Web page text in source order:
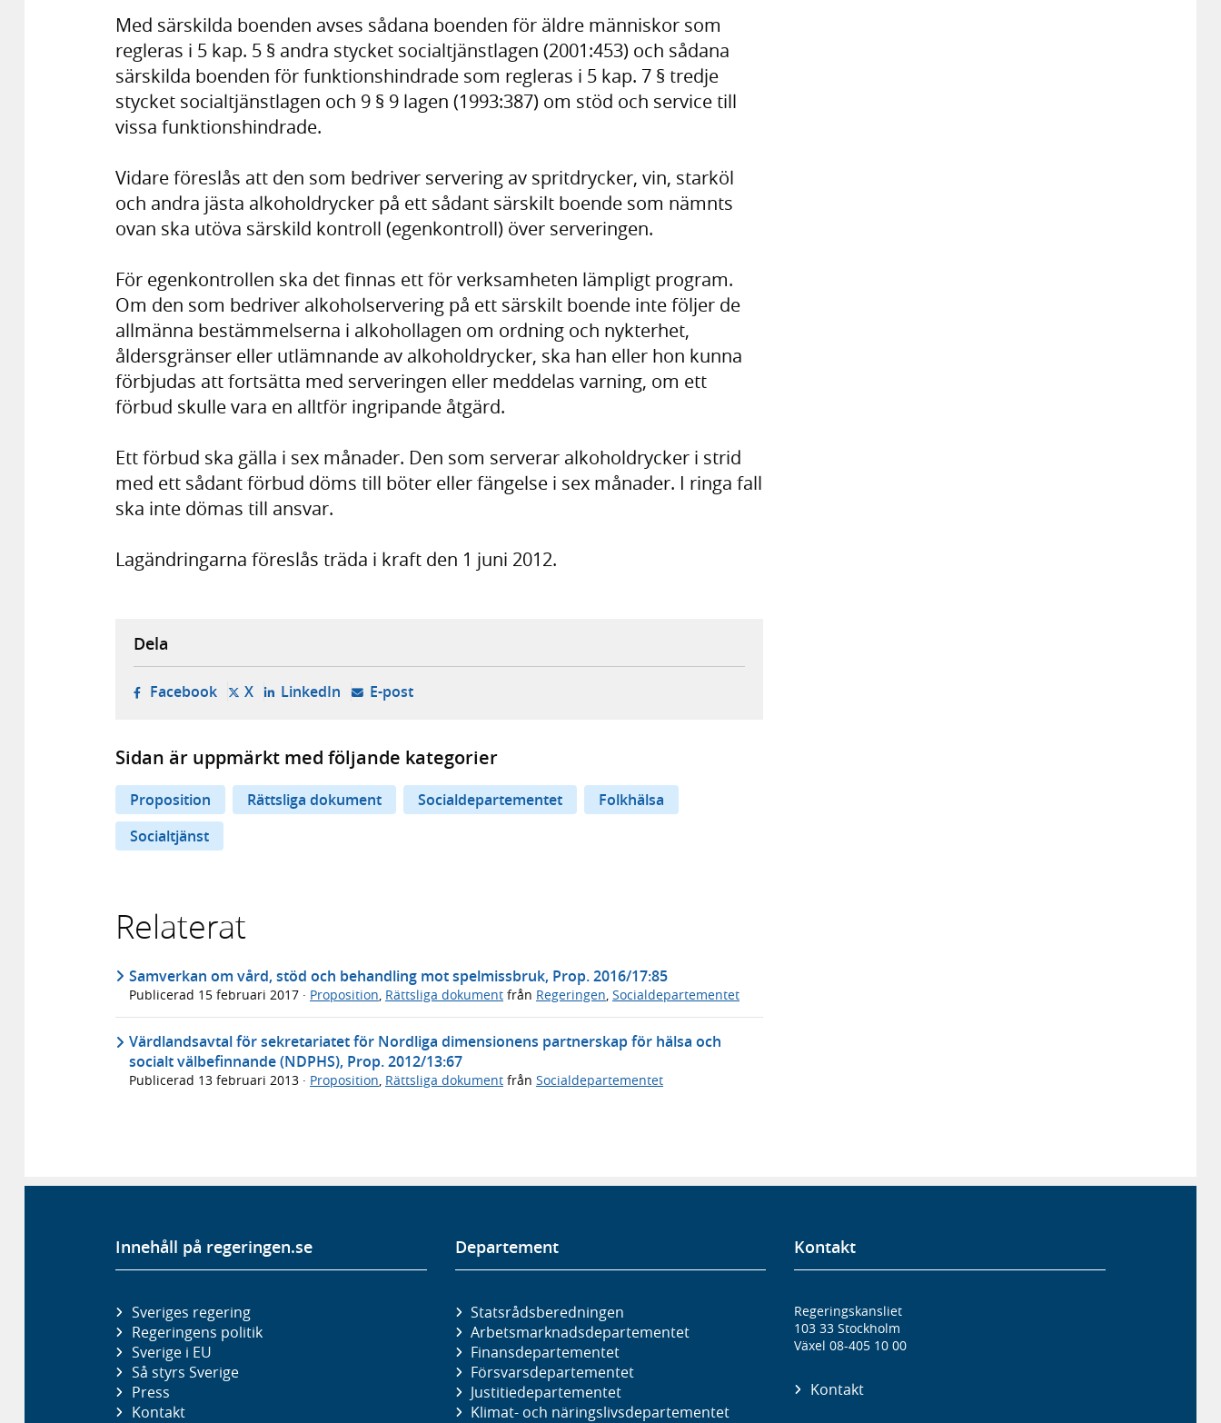
Med särskilda boenden avses sådana boenden för äldre människor som
regleras i 5 kap. 5 § andra stycket socialtjänstlagen (2001:453) och sådana
särskilda boenden för funktionshindrade som regleras i 5 kap. 7 § tredje
stycket socialtjänst­lagen och 9 § 9 lagen (1993:387) om stöd och service till
vissa funk­tionshindrade.
Vidare föreslås att den som bedriver servering av spritdrycker, vin, starköl
och andra jästa alkoholdrycker på ett sådant särskilt boende som nämnts
ovan ska utöva särskild kontroll (egenkontroll) över serveringen.
För egenkontrollen ska det finnas ett för verksamheten lämpligt program.
Om den som bedriver alkoholservering på ett särskilt boende inte följer de
allmänna bestämmelserna i alkohollagen om ordning och nykterhet,
åldersgränser eller utlämnande av alkoholdrycker, ska han eller hon kunna
förbjudas att fortsätta med serveringen eller meddelas varning, om ett
förbud skulle vara en alltför ingripande åtgärd.
Ett förbud ska gälla i sex månader. Den som serverar alkoholdrycker i strid
med ett sådant förbud döms till böter eller fängelse i sex månader. I ringa fall
ska inte dömas till ansvar.
Lagändringarna föreslås träda i kraft den 1 juni 2012.
Dela
Facebook- öppnas i ny flik, extern webbplats,
X- öppnas i ny flik, extern webbplats,
LinkedIn- öppnas i ny flik, extern webbplats,
E-post- öppnar din e-postklient,
Sidan är uppmärkt med följande kategorier
Proposition Rättsliga dokument Socialdepartementet
Folkhälsa
Socialtjänst
Relaterat
Samverkan om vård, stöd och behandling mot spelmissbruk, Prop. 2016/17:85
Publicerad 15 februari 2017 · Proposition Rättsliga dokument från Regeringen Socialdepartementet
Värdlandsavtal för sekretariatet för Nordliga dimensionens partnerskap för hälsa och
socialt välbefinnande (NDPHS), Prop. 2012/13:67
Publicerad 13 februari 2013 · Proposition, Rättsliga dokument från Socialdepartementet
Innehåll på regeringen.se
Sveriges regering
Regeringens politik
Sverige i EU
Så styrs Sverige
Press
Kontakt
Departement
Statsrådsberedningen
Arbetsmarknads­departementet
Finans­departementet
Försvars­departementet
Justitie­departementet
Klimat- och näringslivs­departementet
Kontakt
Regeringskansliet
103 33 Stockholm
Växel 08-405 10 00
Kontakt